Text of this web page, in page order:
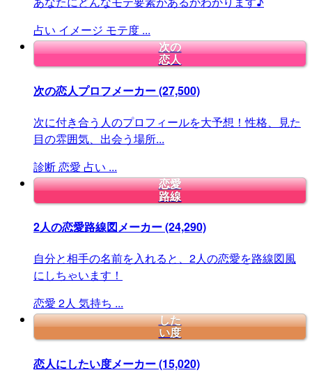
占い イメージ モテ度 ...
次の
恋人
次の恋人プロフメーカー(27,500)
次に付き合う人のプロフィールを大予想！性格、見た
目の雰囲気、出会う場所...
診断恋愛 占い ...
恋愛
路線
2人の恋愛路線図メーカー(24,290)
自分と相手の名前を入れると、2人の恋愛を路線図風
にしちゃいます！
恋愛 2人 気持ち ...
した
い度
恋人にしたい度メーカー(15,020)